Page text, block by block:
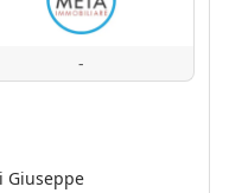
-
Giuseppe